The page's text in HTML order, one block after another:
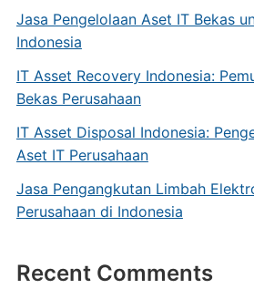
Jasa Pengelolaan Aset IT Bekas
Indonesia
IT Asset Recovery Indonesia:
Bekas Perusahaan
IT Asset Disposal Indonesia:
Aset IT Perusahaan
Jasa Pengangkutan Limbah
Perusahaan di Indonesia
Recent Comments